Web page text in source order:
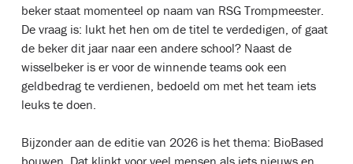
beker staat momenteel op naam van RSG Trompmeester.
De vraag is: lukt het hen om de titel te verdedigen, of gaat
de beker dit jaar naar een andere school? Naast de
wisselbeker is er voor de winnende teams ook een
geldbedrag te verdienen, bedoeld om met het team iets
leuks te doen.
Bijzonder aan de editie van 2026 is het thema: BioBased
bouwen. Dat klinkt voor veel mensen als iets nieuws en